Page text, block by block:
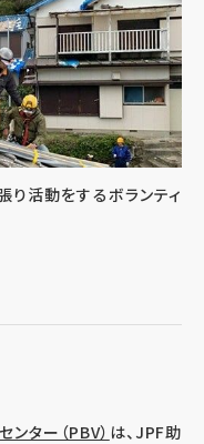
り活動をするボランティ
ター（PBV） は、JPF助